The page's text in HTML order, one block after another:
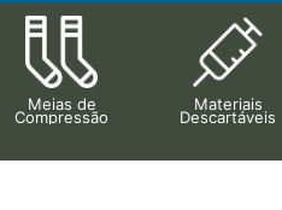
Meias de
Compressão
Materiais
Descartáveis